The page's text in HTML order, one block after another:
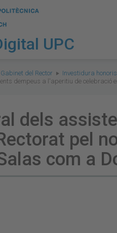
UPC
Gabinet del Rector Investidura
dempeus a l'aperitiu de celebració
dels
pel
com a